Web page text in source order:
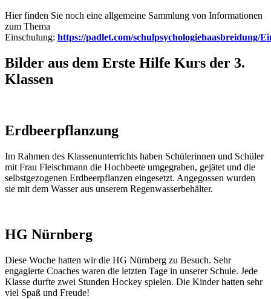
Hier finden Sie noch eine allgemeine Sammlung von Informationen
zum Thema
Einschulung: https://padlet.com/schulpsychologiehaasbreidung/
Bilder aus dem Erste Hilfe Kurs der 3.
Klassen
Erdbeerpflanzung
Im Rahmen des Klassenunterrichts haben Schülerinnen und Schüler
mit Frau Fleischmann die Hochbeete umgegraben, gejätet und die
selbstgezogenen Erdbeerpflanzen eingesetzt. Angegossen wurden
sie mit dem Wasser aus unserem Regenwasserbehälter.
HG Nürnberg
Diese Woche hatten wir die HG Nürnberg zu Besuch. Sehr
engagierte Coaches waren die letzten Tage in unserer Schule. Jede
Klasse durfte zwei Stunden Hockey spielen. Die Kinder hatten sehr
viel Spaß und Freude!